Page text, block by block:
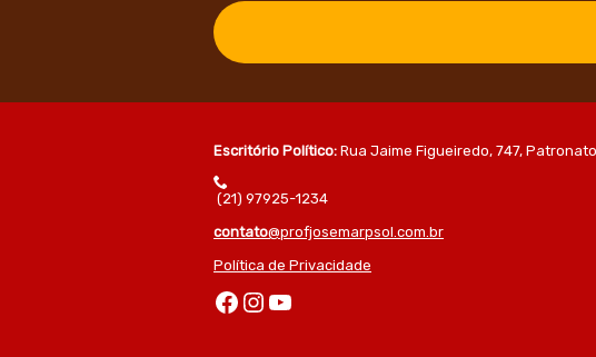
Escritório Político: Rua Jaime Figueiredo, 747,
(21) 97925-1234
contato@profjosemarpsol.com.br
Política de Privacidade
Facebook Instagram Youtube